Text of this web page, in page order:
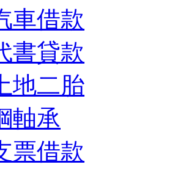
車借款
書貸款
地二胎
軸承
票借款